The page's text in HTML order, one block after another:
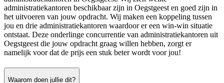
administratiekantoren beschikbaar zijn in Oegstgeest en goed zijn in
het uitvoeren van jouw opdracht. Wij maken een koppeling tussen
jou en drie administratiekantoren waardoor er een win-win situatie
ontstaat. Deze onderlinge concurrentie van administratiekantoren uit
Oegstgeest die jouw opdracht graag willen hebben, zorgt er
namelijk voor dat de prijs een stuk beter wordt voor jou!
Waarom doen jullie dit?